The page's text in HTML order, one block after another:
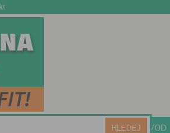
ÚVOD